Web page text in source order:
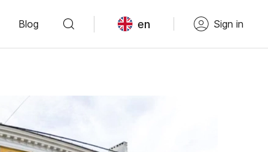
Blog en Sign in